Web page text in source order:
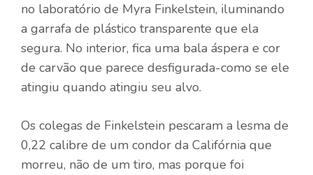
no laboratório de Myra Finkelstein, iluminando
a garrafa de plástico transparente que ela
segura. No interior, fica uma bala áspera e cor
de carvão que parece desfigurada-como se ele
atingiu quando atingiu seu alvo.
Os colegas de Finkelstein pescaram a lesma de
0,22 calibre de um condor da Califórnia que
morreu, não de um tiro, mas porque foi